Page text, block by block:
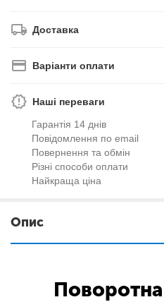
Доставка
Варіанти оплати
Наші переваги
Гарантія 14 днів
Повідомлення по email
Повернення та обмін
Різні способи оплати
Найкраща ціна
Опис